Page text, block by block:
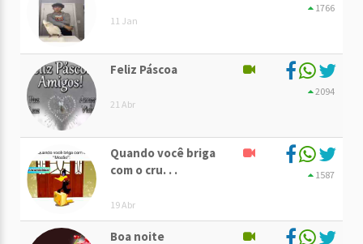
11 Jan
1766
Feliz Páscoa
21 Abr
2094
Quando você briga
com o cru. . .
19 Abr
1587
Boa noite